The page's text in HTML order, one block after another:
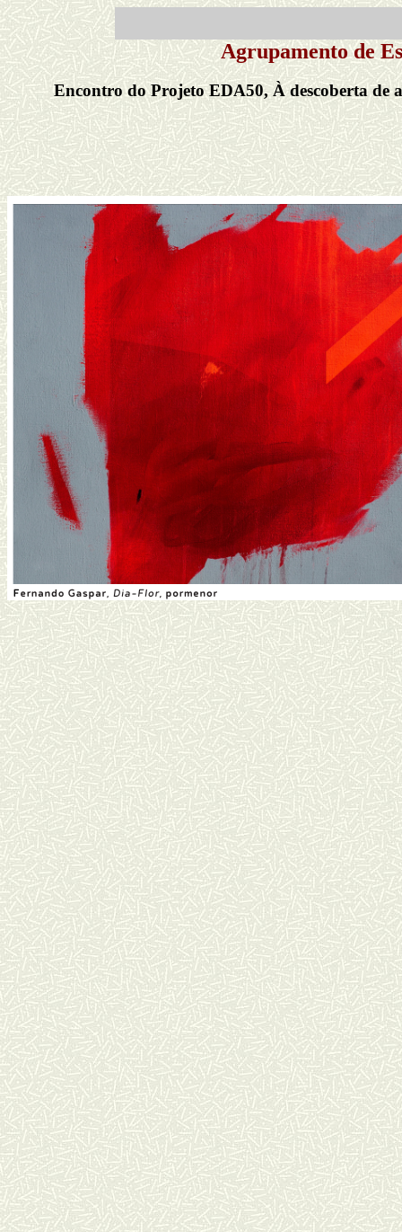
Agrupamento de
Encontro do Projeto EDA50, À descoberta de